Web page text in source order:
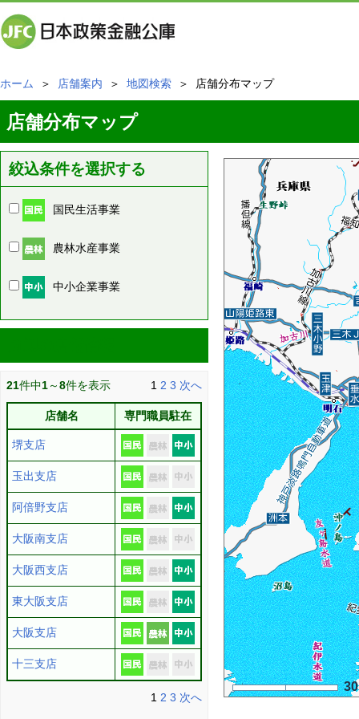
ホーム ＞ 店舗案内 ＞ 地図検索 ＞ 店舗分布マップ
店舗分布マップ
絞込条件を選択する
国民生活事業
農林水産事業
中小企業事業
21件中1～8件を表示 1 2 3 次へ
店舗名 専門職員駐在
堺支店
玉出支店
阿倍野支店
大阪南支店
大阪西支店
東大阪支店
大阪支店
十三支店
1 2 3 次へ